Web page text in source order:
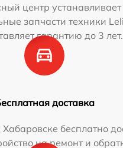
центр устанавливает
запчасти техники
гарантию до 3 лет.
доставка
бесплатно
на ремонт и